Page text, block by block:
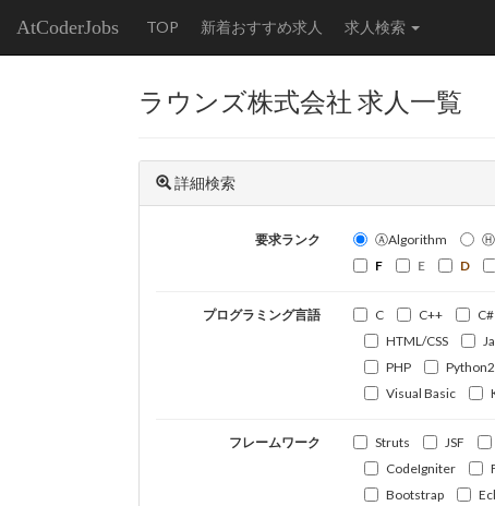
AtCoderJobs TOP 新着おすすめ求人 求人検索
ラウンズ株式会社 求人一覧
詳細検索
要求ランク ⒶAlgorithm
F
E D
プログラミング言語 C C++ C#
HTML/CSS
PHP
Python2
Visual Basic
フレームワーク Struts JSF
CodeIgniter
Bootstrap